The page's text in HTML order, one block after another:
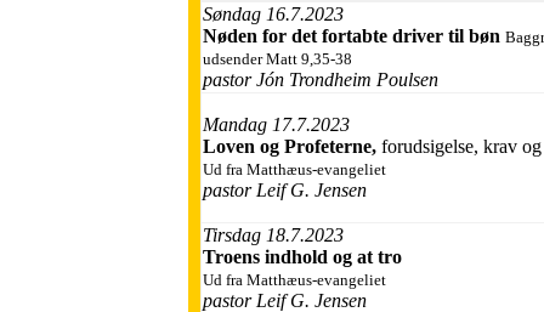
Søndag 16.7.2023
Nøden for det fortabte driver til bøn
udsender Matt 9,35-38
pastor Jón Trondheim Poulsen
Mandag 17.7.2023
Loven og Profeterne, forudsigelse, krav
Ud fra Matthæus-evangeliet
pastor Leif G. Jensen
Tirsdag 18.7.2023
Troens indhold og at tro
Ud fra Matthæus-evangeliet
pastor Leif G. Jensen